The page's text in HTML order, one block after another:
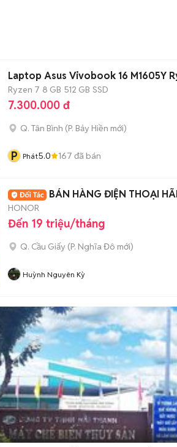
Laptop Asus Vivobook 16 M1605Y
Ryzen 7 8 GB 512 GB SSD
7.300.000 đ
Q. Tân Bình (P. Bảy Hiền mới)
P Phát5.0 167 đã bán
BÁN HÀNG ĐIỆN THOẠI
HONOR
Đến 19 triệu/tháng
Q. Cầu Giấy (P. Nghĩa Đô mới)
Huỳnh Nguyên Kỳ